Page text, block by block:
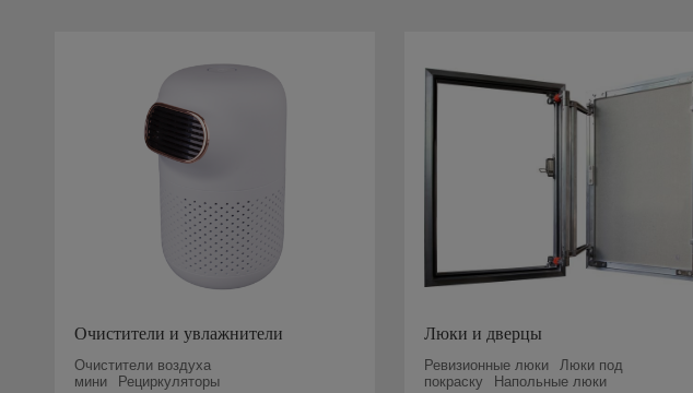
Очистители и увлажнители
Очистители воздуха
мини
Рециркуляторы
Люки и дверцы
Ревизионные люки
Люки под
покраску
Напольные люки